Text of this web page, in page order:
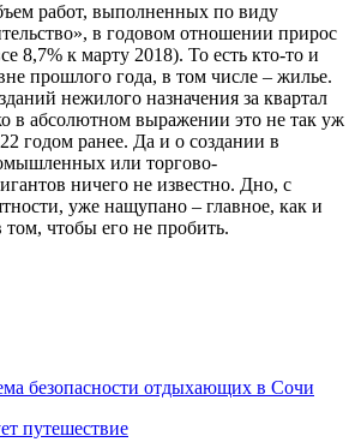
работ, выполненных по виду
в годовом отношении прирос
8,7% к марту 2018). То есть кто-то и
прошлого года, в том числе – жилье.
нежилого назначения за квартал
в абсолютном выражении это не так уж
годом ранее. Да и о создании в
или торгово-
ничего не известно. Дно, с
уже нащупано – главное, как и
том, чтобы его не пробить.
путешествие